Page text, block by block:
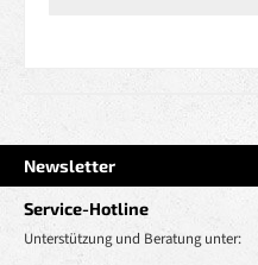
Newsletter
Service-Hotline
Unterstützung und Beratung unter: